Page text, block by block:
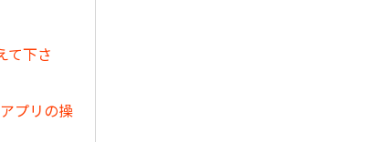
て下さ
プリの操